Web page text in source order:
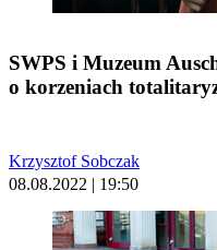
SWPS i Muzeum
o korzeniach
Krzysztof Sobczak
08.08.2022 | 19:50